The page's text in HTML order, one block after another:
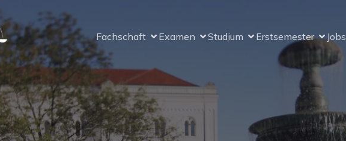
Fachschaft Examen Studium Erstsemester Jobs